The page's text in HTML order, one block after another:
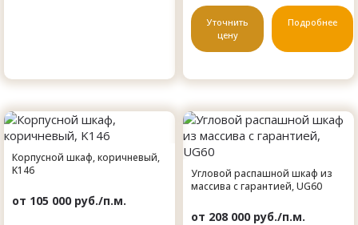
Уточнить
цену
Подробнее
Корпусной шкаф, коричневый,
K146
от 105 000 руб./п.м.
Угловой распашной шкаф из
массива с гарантией, UG60
от 208 000 руб./п.м.